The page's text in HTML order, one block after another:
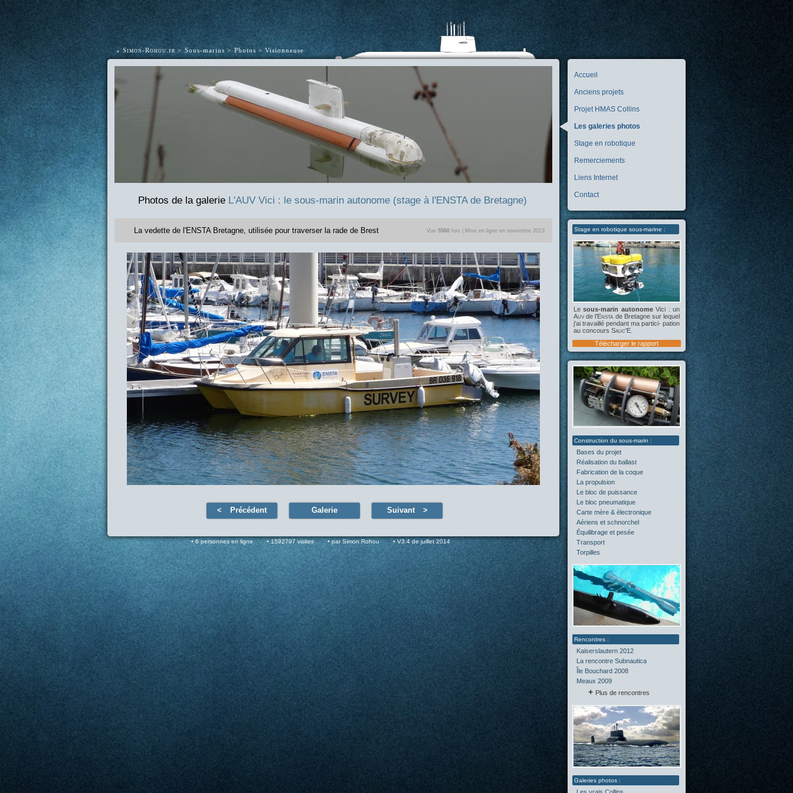
• Simon-Rohou.fr Sous-marins Photos Visionneuse
Accueil
Anciens projets
Projet HMAS Collins
Les galeries photos
Stage en robotique
Remerciements
Liens Internet
Contact
Stage en robotique sous-marine :
Lesous-marin autonomeVici : un
Auv de l'Ensta de Bretagne sur lequel
j'ai travaillé pendant ma partici- pation
au concours Sauc'E
Télécharger le rapport
Bases du projet
Réalisation du ballast
Fabrication de la coque
La propulsion
Le bloc de puissance
Le bloc pneumatique
Carte mère & électronique
Aériens et schnorchel
Équilibrage et pesée
Transport
Torpilles
Kaiserslautern 2012
La rencontre Subnautica
Île Bouchard 2008
Meaux 2009
Plus de rencontres
Photos de la galerie L'AUV Vici : le sous-marin autonome (stage à l'ENSTA de Bretagne)
La vedette de l'ENSTA Bretagne, utilisée pour traverser la rade de Brest Vue 5560 fois | Mise en ligne en novembre 2013
Précédent Galerie Suivant
6 personnes en ligne 1592797 visites par Simon Rohou V3.4 de juillet 2014